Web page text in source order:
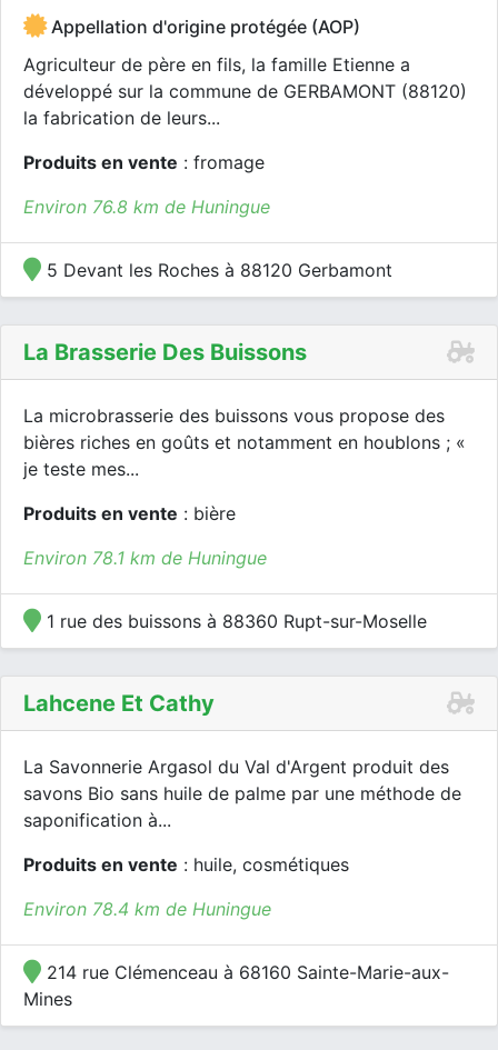
Appellation d'origine protégée (AOP)
Agriculteur de père en fils, la famille Etienne a
développé sur la commune de GERBAMONT (88120)
la fabrication de leurs...
Produits en vente : fromage
Environ 76.8 km de Huningue
5 Devant les Roches à 88120 Gerbamont
La Brasserie Des Buissons
La microbrasserie des buissons vous propose des
bières riches en goûts et notamment en houblons ; «
je teste mes...
Produits en vente : bière
Environ 78.1 km de Huningue
1 rue des buissons à 88360 Rupt-sur-Moselle
Lahcene Et Cathy
La Savonnerie Argasol du Val d'Argent produit des
savons Bio sans huile de palme par une méthode de
saponification à...
Produits en vente : huile, cosmétiques
Environ 78.4 km de Huningue
214 rue Clémenceau à 68160 Sainte-Marie-aux-
Mines